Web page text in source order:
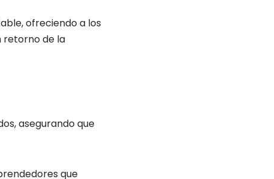
ofreciendo a los
retorno de la
asegurando que
que